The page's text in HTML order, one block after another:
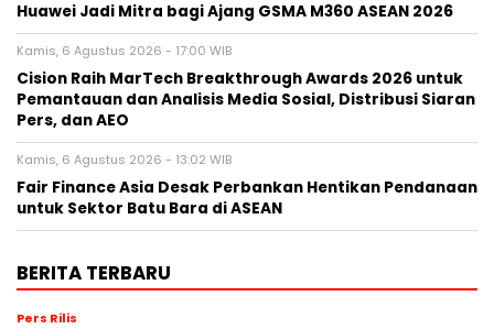
Huawei Jadi Mitra bagi Ajang GSMA M360 ASEAN 2026
Kamis, 6 Agustus 2026 - 17:00 WIB
Cision Raih MarTech Breakthrough Awards 2026 untuk
Pemantauan dan Analisis Media Sosial, Distribusi Siaran
Pers, dan AEO
Kamis, 6 Agustus 2026 - 13:02 WIB
Fair Finance Asia Desak Perbankan Hentikan Pendanaan
untuk Sektor Batu Bara di ASEAN
BERITA TERBARU
Pers Rilis